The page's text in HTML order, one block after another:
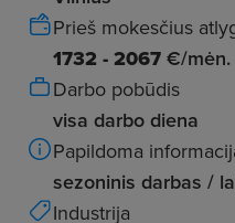
Prieš mokesčius
1732 - 2067 €/mėn.
Darbo pobūdis
visa darbo diena
Papildoma
sezoninis darbas /
Industrija